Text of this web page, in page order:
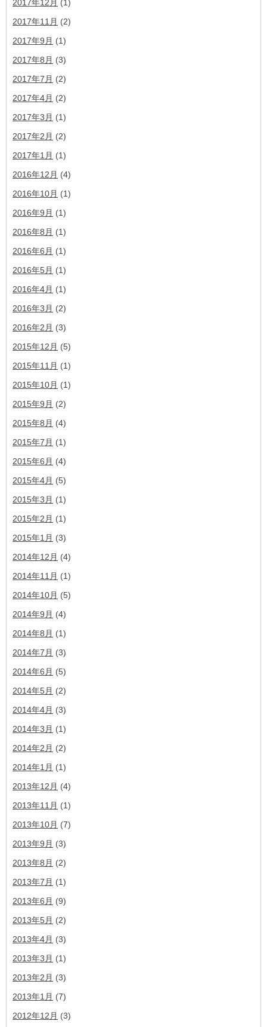
2017年12月 (1)
2017年11月 (2)
2017年9月 (1)
2017年8月 (3)
2017年7月 (2)
2017年4月 (2)
2017年3月 (1)
2017年2月 (2)
2017年1月 (1)
2016年12月 (4)
2016年10月 (1)
2016年9月 (1)
2016年8月 (1)
2016年6月 (1)
2016年5月 (1)
2016年4月 (1)
2016年3月 (2)
2016年2月 (3)
2015年12月 (5)
2015年11月 (1)
2015年10月 (1)
2015年9月 (2)
2015年8月 (4)
2015年7月 (1)
2015年6月 (4)
2015年4月 (5)
2015年3月 (1)
2015年2月 (1)
2015年1月 (3)
2014年12月 (4)
2014年11月 (1)
2014年10月 (5)
2014年9月 (4)
2014年8月 (1)
2014年7月 (3)
2014年6月 (5)
2014年5月 (2)
2014年4月 (3)
2014年3月 (1)
2014年2月 (2)
2014年1月 (1)
2013年12月 (4)
2013年11月 (1)
2013年10月 (7)
2013年9月 (3)
2013年8月 (2)
2013年7月 (1)
2013年6月 (9)
2013年5月 (2)
2013年4月 (3)
2013年3月 (1)
2013年2月 (3)
2013年1月 (7)
2012年12月 (3)